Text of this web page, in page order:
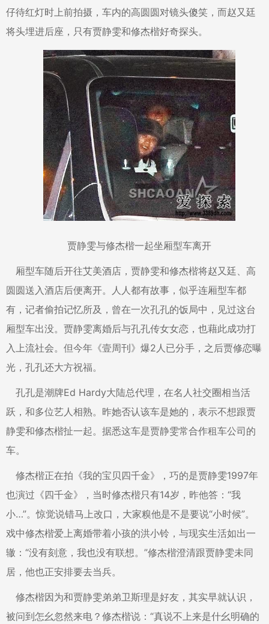
仔待红灯时上前拍摄，车内的高圆圆对镜头傻笑，而赵又廷
将头埋进后座，只有贾静雯和修杰楷好奇探头。
贾静雯与修杰楷一起坐厢型车离开
厢型车随后开往艾美酒店，贾静雯和修杰楷将赵又廷、高
圆圆送入酒店后便离开。人人都有故事，似乎连厢型车都
有，记者偷拍记忆所及，曾在一次孔孔的饭局中，见过这台
厢型车出没。贾静雯离婚后与孔孔传女女恋，也藉此成功打
入上流社会。但今年《壹周刊》爆2人已分手，之后贾修恋曝
光，孔孔还大方祝福。
孔孔是潮牌Ed Hardy大陆总代理，在名人社交圈相当活
跃，和多位艺人相熟。昨她否认该车是她的，表示不想跟贾
静雯和修杰楷扯一起。据悉这车是贾静雯常合作租车公司的
车。
修杰楷正在拍《我的宝贝四千金》，巧的是贾静雯1997年
也演过《四千金》，当时修杰楷只有14岁，昨他答：“我
小…”。惊觉说错马上改口，大家糗他是不是要说“小时候”。
戏中修杰楷爱上离婚带着小孩的洪小铃，与现实生活如出一
辙：“没有刻意，我也没有联想。”修杰楷澄清跟贾静雯未同
居，他也正安排要去当兵。
修杰楷因为和贾静雯弟弟卫斯理是好友，其实早就认识，
被问到怎幺忽然来电？修杰楷说：“真说不上来是什幺明确的